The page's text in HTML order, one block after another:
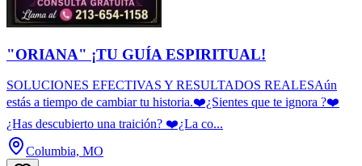
"ORIANA" ¡TU GUÍA ESPIRITUAL!
SOLUCIONES EFECTIVAS Y RESULTADOS REALESAún
estás a tiempo de cambiar tu historia.❤️¿Sientes que te ignora ?❤️
¿Has descubierto una traición? ❤️¿La co...
Columbia, MO